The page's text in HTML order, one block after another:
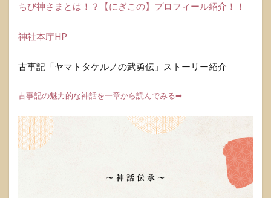
ベの魅力
古事
【ヤ
マト
ルノ
勇
伝】
～出
ちび神さまとは！？【にぎこの】プロフィール紹介！！
神社本庁HP
古事記「ヤマトタケルノの武勇伝」ストーリー紹介
古事記の魅力的な神話を一章から読んでみる➡